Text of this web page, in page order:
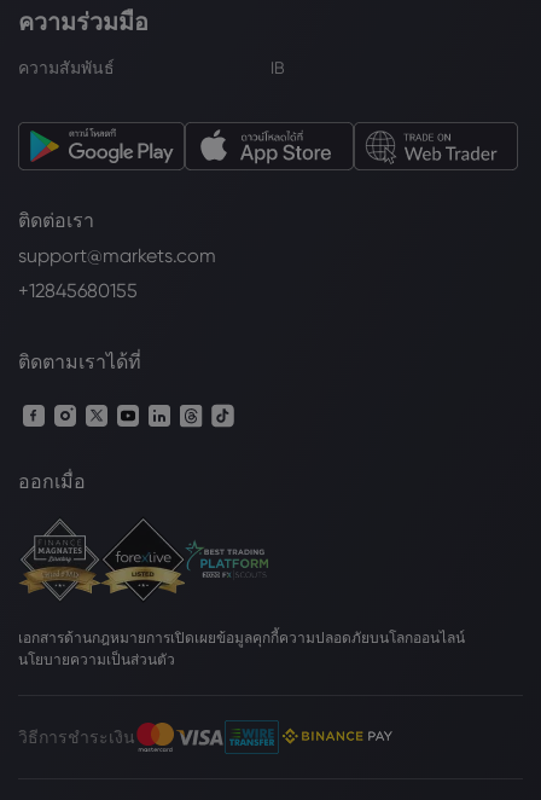
ความร่วมมือ
ความสัมพันธ์ IB
ติดต่อเรา
support@markets.com
+12845680155
ติดตามเราได้ที่
ออกเมื่อ
เอกสารด้านกฎหมายการเปิดเผยข้อมูลคุกกี้ความปลอดภัยบนโลกออนไลน์
นโยบายความเป็นส่วนตัว
วิธีการชำระเงิน